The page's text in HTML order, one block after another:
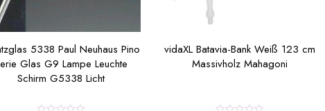
5338 Paul Neuhaus Pino
Glas G9 Lampe Leuchte
Schirm G5338 Licht
vidaXL Batavia-Bank Weiß 123 cm
Massivholz Mahagoni